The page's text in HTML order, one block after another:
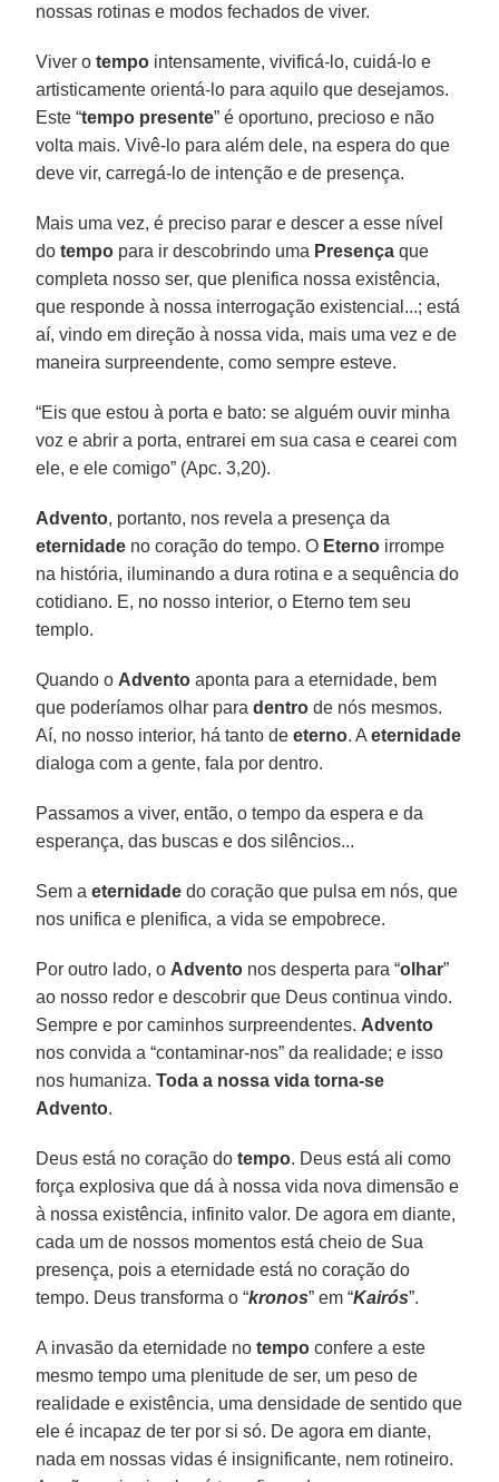
nossas rotinas e modos fechados de viver.
Viver otempo intensamente, vivificá-lo, cuidá-lo e
artisticamente orientá-lo para aquilo que desejamos.
Este “tempo presente” é oportuno, precioso e não
volta mais. Vivê-lo para além dele, na espera do que
deve vir, carregá-lo de intenção e de presença.
Mais uma vez, é preciso parar e descer a esse nível
dotempo para ir descobrindo uma Presença que
completa nosso ser, que plenifica nossa existência,
que responde à nossa interrogação existencial...; está
aí, vindo em direção à nossa vida, mais uma vez e de
maneira surpreendente, como sempre esteve.
“Eis que estou à porta e bato: se alguém ouvir minha
voz e abrir a porta, entrarei em sua casa e cearei com
ele, e ele comigo” (Apc. 3,20).
Advento, portanto, nos revela a presença da
eternidade no coração do tempo. O Eterno irrompe
na história, iluminando a dura rotina e a sequência do
cotidiano. E, no nosso interior, o Eterno tem seu
templo.
Quando o Advento aponta para a eternidade, bem
que poderíamos olhar paradentro de nós mesmos.
Aí, no nosso interior, há tanto de eterno. Aeternidade
dialoga com a gente, fala por dentro.
Passamos a viver, então, o tempo da espera e da
esperança, das buscas e dos silêncios...
Sem aeternidade do coração que pulsa em nós, que
nos unifica e plenifica, a vida se empobrece.
Por outro lado, o Advento nos desperta para “olhar”
ao nosso redor e descobrir que Deus continua vindo.
Sempre e por caminhos surpreendentes. Advento
nos convida a “contaminar-nos” da realidade; e isso
nos humaniza.Toda a nossa vida torna-se
Advento.
Deus está no coração dotempo. Deus está ali como
força explosiva que dá à nossa vida nova dimensão e
à nossa existência, infinito valor. De agora em diante,
cada um de nossos momentos está cheio de Sua
presença, pois a eternidade está no coração do
tempo. Deus transforma o “kronos” em “Kairós”.
A invasão da eternidade notempo confere a este
mesmo tempo uma plenitude de ser, um peso de
realidade e existência, uma densidade de sentido que
ele é incapaz de ter por si só. De agora em diante,
nada em nossas vidas é insignificante, nem rotineiro.